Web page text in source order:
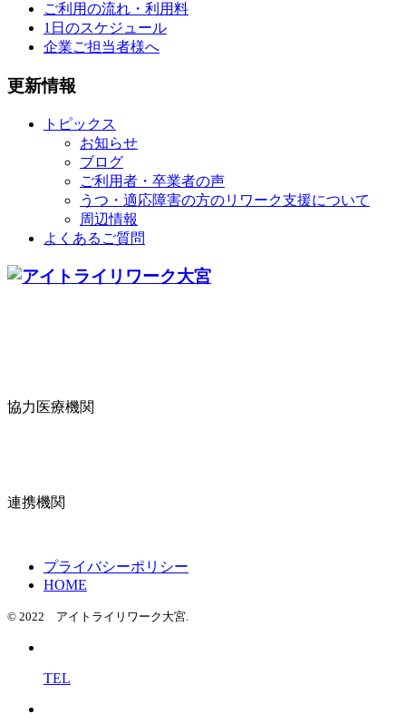
ご利用の流れ・利用料
1日のスケジュール
企業ご担当者様へ
更新情報
トピックス
お知らせ
ブログ
ご利用者・卒業者の声
うつ・適応障害の方のリワーク支援について
周辺情報
よくあるご質問
協力医療機関
連携機関
プライバシーポリシー
HOME
© 2022 アイトライリワーク大宮.
TEL